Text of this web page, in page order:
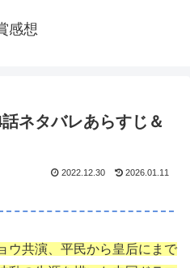
感想
ネタバレあらすじ＆
2022.12.30 2026.01.11
ウ共演、平民から皇后にまで